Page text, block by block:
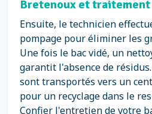
Bretenoux et traitement
Ensuite, le technicien
pompage pour éliminer les
Une fois le bac vidé, un
garantit l'absence de
sont transportés vers un
pour un recyclage dans le
Confier l'entretien de votre